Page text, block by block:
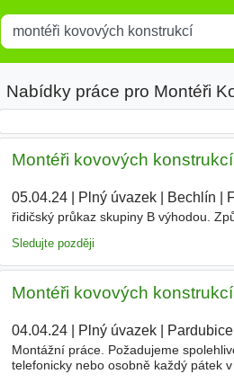
Title
Nabídky práce pro Montéři
Montéři kovových konstrukcí
05.04.24| Plný úvazek| Bechlín
řidičský průkaz skupiny B výhodou.
Sledujte později
Montéři kovových konstrukcí
04.04.24| Plný úvazek| Pardubice|
Montážní práce. Požadujeme
telefonicky nebo osobně každý pátek